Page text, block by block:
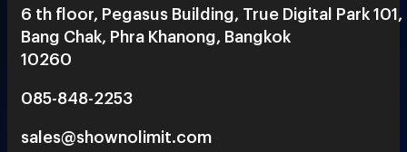
6 th floor, Pegasus Building, True Digital Park 101,
Bang Chak, Phra Khanong, Bangkok
10260
085-848-2253
sales@shownolimit.com